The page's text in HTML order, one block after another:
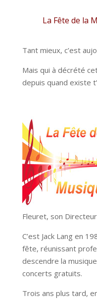
La Fête de la
Tant mieux, c’est
Mais qui à décrété
depuis quand existe
Fleuret, son
C’est Jack Lang en
fête, réunissant
descendre la
concerts gratuits.
Trois ans plus tard,